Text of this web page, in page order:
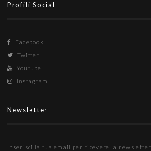
Profili Social
Facebook
Twitter
Youtube
Instagram
Newsletter
Inserisci la tua email per ricevere la newsletter